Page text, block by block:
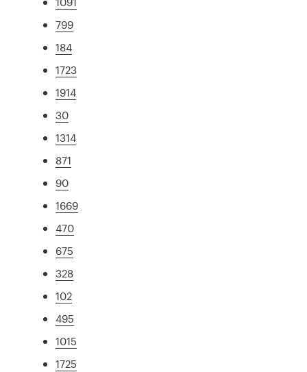
799
184
1723
1914
30
1314
871
90
1669
470
675
328
102
495
1015
1725